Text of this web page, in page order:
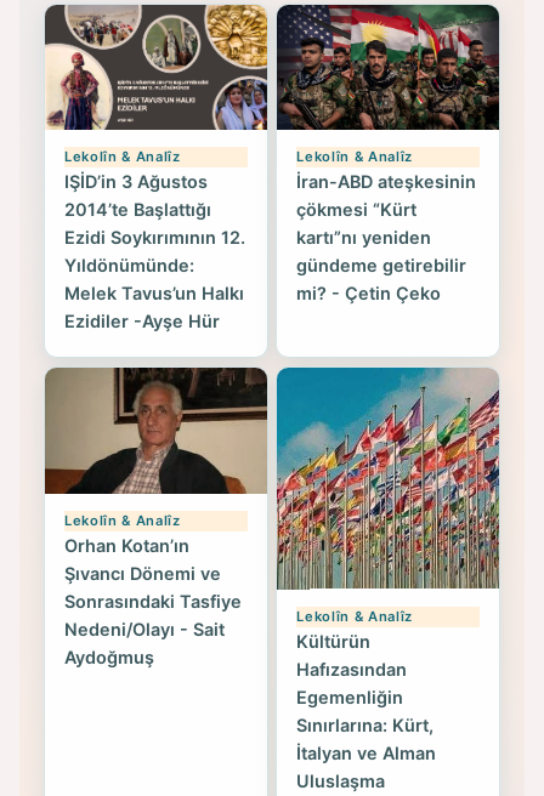
Lekolîn & Analîz
IŞİD’in 3 Ağustos
2014’te Başlattığı
Ezidi Soykırımının 12.
Yıldönümünde:
Melek Tavus’un Halkı
Ezidiler -Ayşe Hür
Lekolîn & Analîz
İran-ABD ateşkesinin
çökmesi “Kürt
kartı”nı yeniden
gündeme getirebilir
mi? - Çetin Çeko
Lekolîn & Analîz
Orhan Kotan’ın
Şıvancı Dönemi ve
Sonrasındaki Tasfiye
Nedeni/Olayı - Sait
Aydoğmuş
Lekolîn & Analîz
Kültürün
Hafızasından
Egemenliğin
Sınırlarına: Kürt,
İtalyan ve Alman
Uluslaşma